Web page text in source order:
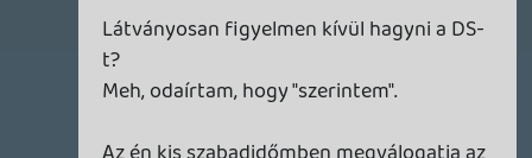
stevefarcry 2007.04.16 20:29:50 #0omu0
Na igen, a pocsék reklám marketingnek is
köszönhető, de azért annak is, hogy a
legtöbben még úgy sem szagoltak volna